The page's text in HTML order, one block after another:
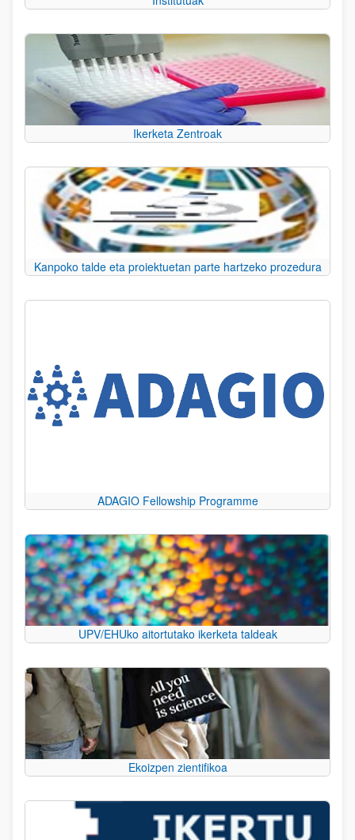
Ikerketa Zentroak
Kanpoko talde eta proiektuetan parte hartzeko prozedura
ADAGIO Fellowship Programme
UPV/EHUko aitortutako ikerketa taldeak
Ekoizpen zientifikoa